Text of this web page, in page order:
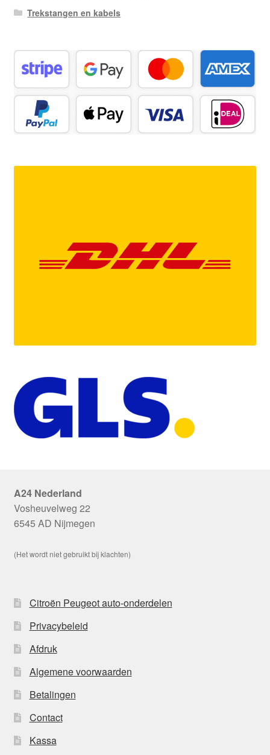
Trekstangen en kabels
A24 Nederland
Vosheuvelweg 22
6545 AD Nijmegen
(Het wordt niet gebruikt bij klachten)
Citroën Peugeot auto-onderdelen
Privacybeleid
Afdruk
Algemene voorwaarden
Betalingen
Contact
Kassa